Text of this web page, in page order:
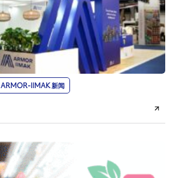
ARMOR-IIMAK 新闻